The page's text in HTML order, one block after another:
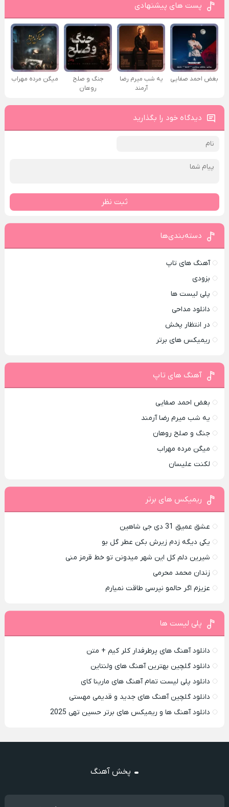
پست های پیشنهادی
بغض احمد صفایی
یه شب میرم رضا
آرمند
جنگ و صلح
روهان
میگن مرده مهراب
دیدگاه خود را بگذارید
ثبت نظر
دسته‌بندی‌ها
آهنگ های تاپ
بزودی
پلی لیست ها
دانلود مداحی
در انتظار پخش
ریمیکس های برتر
آهنگ های تاپ
بغض احمد صفایی
یه شب میرم رضا آرمند
جنگ و صلح روهان
میگن مرده مهراب
لکنت علیسان
ریمیکس های برتر
عشق عمیق 31 دی جی شاهین
یکی دیگه زدم زیرش بکن عطر گل بو
شیرین دلم کل این شهر میدونن تو خط قرمز منی
زندان محمد محرمی
عزیزم اگر حالمو نپرسی طاقت نمیارم
پلی لیست ها
دانلود آهنگ های پرطرفدار کلر کیم + متن
دانلود گلچین بهترین آهنگ های ولنتاین
دانلود پلی لیست تمام آهنگ های مارینا کای
دانلود گلچین آهنگ های جدید و قدیمی مهستی
دانلود آهنگ ها و ریمیکس های برتر حسین تهی 2025
پخش آهنگ